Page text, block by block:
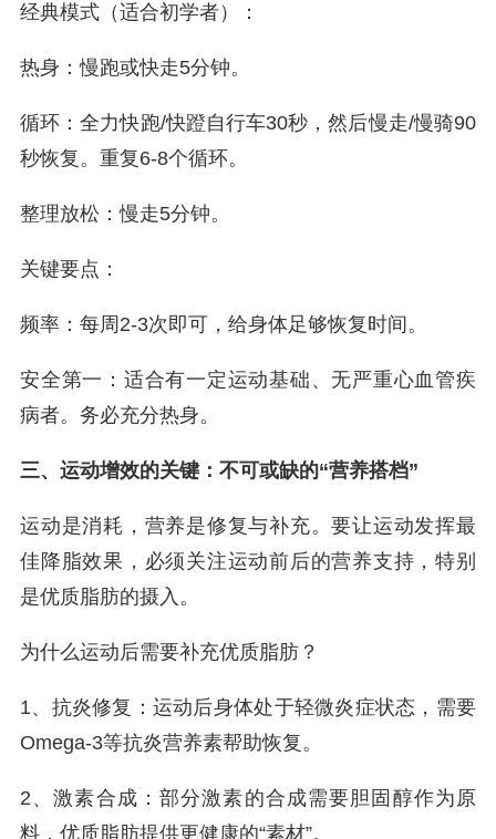
经典模式（适合初学者）：
热身：慢跑或快走5分钟。
循环：全力快跑/快蹬自行车30秒，然后慢走/慢骑90
秒恢复。重复6-8个循环。
整理放松：慢走5分钟。
关键要点：
频率：每周2-3次即可，给身体足够恢复时间。
安全第一：适合有一定运动基础、无严重心血管疾
病者。务必充分热身。
三、运动增效的关键：不可或缺的“营养搭档”
运动是消耗，营养是修复与补充。要让运动发挥最
佳降脂效果，必须关注运动前后的营养支持，特别
是优质脂肪的摄入。
为什么运动后需要补充优质脂肪？
1、抗炎修复：运动后身体处于轻微炎症状态，需要
Omega-3等抗炎营养素帮助恢复。
2、激素合成：部分激素的合成需要胆固醇作为原
料，优质脂肪提供更健康的“素材”。